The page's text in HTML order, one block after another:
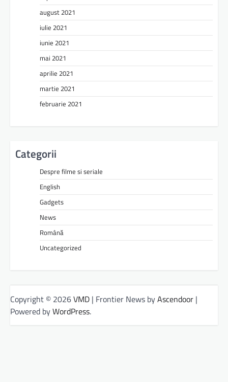
august 2021
iulie 2021
iunie 2021
mai 2021
aprilie 2021
martie 2021
februarie 2021
Categorii
Despre filme si seriale
English
Gadgets
News
Română
Uncategorized
Copyright © 2026VMD | Frontier News byAscendoor |
Powered byWordPress.